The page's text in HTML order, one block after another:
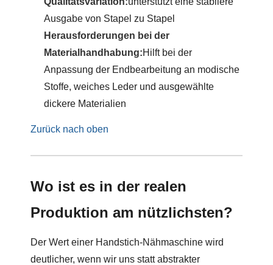
Ausgabe von Stapel zu Stapel
Herausforderungen bei der
Materialhandhabung:Hilft bei der
Anpassung der Endbearbeitung an modische
Stoffe, weiches Leder und ausgewählte
dickere Materialien
Zurück nach oben
Wo ist es in der realen
Produktion am nützlichsten?
Der Wert einer Handstich-Nähmaschine wird
deutlicher, wenn wir uns statt abstrakter